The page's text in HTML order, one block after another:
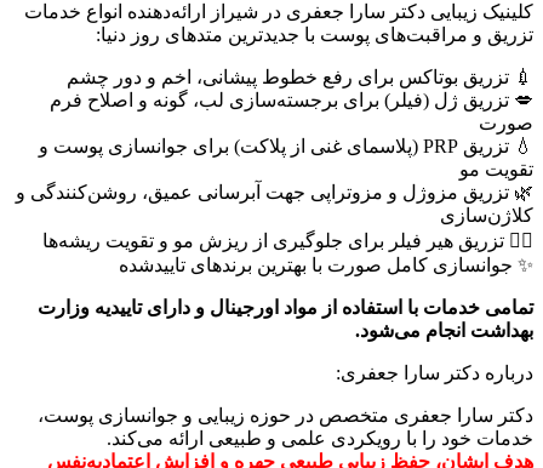
کلینیک زیبایی دکتر سارا جعفری در شیراز ارائه‌دهنده انواع خدمات
تزریق و مراقبت‌های پوست با جدیدترین متدهای روز دنیا:
💉 تزریق بوتاکس برای رفع خطوط پیشانی، اخم و دور چشم
💋 تزریق ژل (فیلر) برای برجسته‌سازی لب، گونه و اصلاح فرم
صورت
💧 تزریق PRP (پلاسمای غنی از پلاکت) برای جوانسازی پوست و
تقویت مو
🌿 تزریق مزوژل و مزوتراپی جهت آبرسانی عمیق، روشن‌کنندگی و
کلاژن‌سازی
💆‍♀️ تزریق هیر فیلر برای جلوگیری از ریزش مو و تقویت ریشه‌ها
✨ جوانسازی کامل صورت با بهترین برندهای تاییدشده
تمامی خدمات با استفاده از مواد اورجینال و دارای تاییدیه وزارت
بهداشت انجام می‌شود.
درباره دکتر سارا جعفری:
دکتر سارا جعفری متخصص در حوزه زیبایی و جوانسازی پوست،
خدمات خود را با رویکردی علمی و طبیعی ارائه می‌کند.
هدف ایشان، حفظ زیبایی طبیعی چهره و افزایش اعتمادبه‌نفس